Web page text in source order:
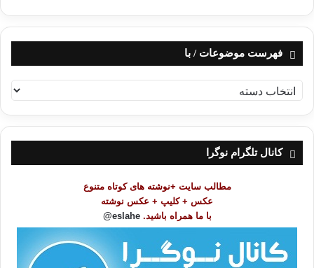
فهرست موضوعات / با
ه
ر
کانال تلگرام نوگرا
مطالب سایت +نوشته های کوتاه متنوع
عکس + کلیپ + عکس نوشته
با ما همراه باشید. eslahe@